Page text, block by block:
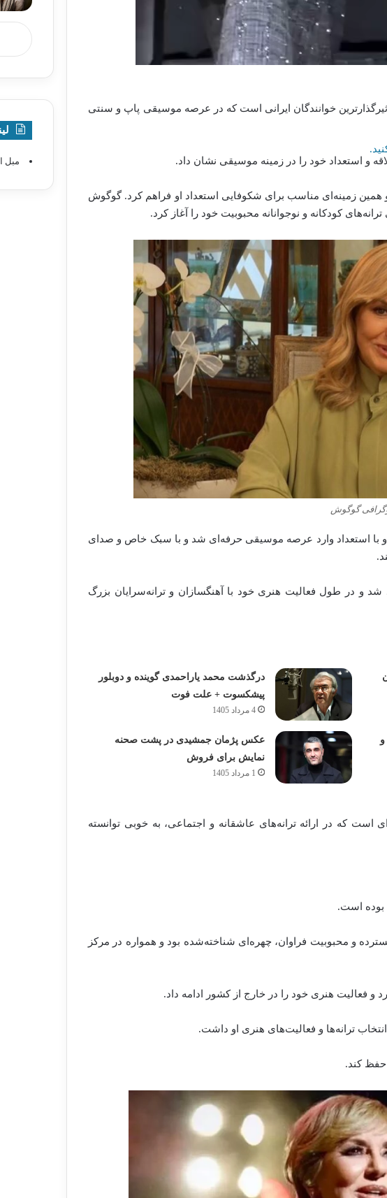
خوانندگان ایرانی است که در عرصه موسیقی پاپ و سنتی
همین زمینه‌ای مناسب برای شکوفایی استعداد او فراهم کرد. گوگوش
کودکانه و نوجوانانه محبوبیت خود را آغاز کرد.
گوگوش
خواننده جوان و با استعداد وارد عرصه موسیقی حرفه‌ای شد و با سبک خاص و صدای
شد و در طول فعالیت هنری خود با آهنگسازان و ترانه‌سرایان بزرگ
درگذشت محمد یاراحمدی گوینده و دوبلور
پیشکسوت + علت فوت
4 مرداد 1405
عکس پژمان جمشیدی در پشت صحنه
نمایش برای فروش
1 مرداد 1405
که در ارائه ترانه‌های عاشقانه و اجتماعی، به خوبی توانسته
بوده است.
و محبوبیت فراوان، چهره‌ای شناخته‌شده بود و همواره در مرکز
انتخاب ترانه‌ها و فعالیت‌های هنری او داشت.
کند.
مبل